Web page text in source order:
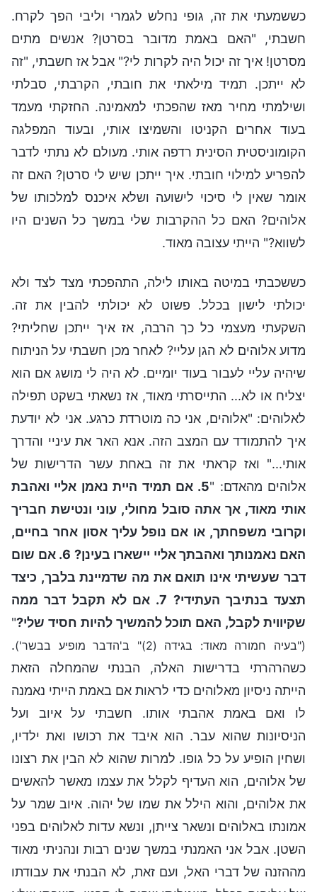
כששמעתי את זה, גופי נחלש לגמרי וליבי הפך לקרח.
חשבתי, "האם באמת מדובר בסרטן? אנשים מתים
מסרטן! איך זה יכול היה לקרות לי?" אבל אז חשבתי, "זה
לא ייתכן. תמיד מילאתי את חובתי, הקרבתי, סבלתי
ושילמתי מחיר מאז שהפכתי למאמינה. החזקתי מעמד
בעוד אחרים הקניטו והשמיצו אותי, ובעוד המפלגה
הקומוניסטית הסינית רדפה אותי. מעולם לא נתתי לדבר
להפריע למילוי חובתי. איך ייתכן שיש לי סרטן? האם זה
אומר שאין לי סיכוי לישועה ושלא איכנס למלכותו של
אלוהים? האם כל ההקרבות שלי במשך כל השנים היו
לשווא?" הייתי עצובה מאוד.
כששכבתי במיטה באותו לילה, התהפכתי מצד לצד ולא
יכולתי לישון בכלל. פשוט לא יכולתי להבין את זה.
השקעתי מעצמי כל כך הרבה, אז איך ייתכן שחליתי?
מדוע אלוהים לא הגן עליי? לאחר מכן חשבתי על הניתוח
שיהיה עליי לעבור בעוד יומיים. לא היה לי מושג אם הוא
יצליח או לא... התייסרתי מאוד, אז נשאתי בשקט תפילה
לאלוהים: "אלוהים, אני כה מוטרדת כרגע. אני לא יודעת
איך להתמודד עם המצב הזה. אנא האר את עיניי והדרך
אותי..." ואז קראתי את זה באחת עשר הדרישות של
אלוהים מהאדם: "
5. אם תמיד היית נאמן אליי ואהבת
אותי מאוד, אך אתה סובל מחולי, עוני ונטישת חבריך
וקרובי משפחתך, או אם נופל עליך אסון אחר בחיים,
האם נאמנותך ואהבתך אליי יישארו בעינן? 6. אם שום
דבר שעשיתי אינו תואם את מה שדמיינת בלבך, כיצד
תצעד בנתיבך העתידי? 7. אם לא תקבל דבר ממה
שקיווית לקבל, האם תוכל להמשיך להיות חסיד שלי?"
("בעיה חמורה מאוד: בגידה (2)" ב'הדבר מופיע בבשר')
.
כשהרהרתי בדרישות האלה, הבנתי שהמחלה הזאת
הייתה ניסיון מאלוהים כדי לראות אם באמת הייתי נאמנה
לו ואם באמת אהבתי אותו. חשבתי על איוב ועל
הניסיונות שהוא עבר. הוא איבד את רכושו ואת ילדיו,
ושחין הופיע על כל גופו. למרות שהוא לא הבין את רצונו
של אלוהים, הוא העדיף לקלל את עצמו מאשר להאשים
את אלוהים, והוא הילל את שמו של יהוה. איוב שמר על
אמונתו באלוהים ונשאר צייתן, ונשא עדות לאלוהים בפני
השטן. אבל אני האמנתי במשך שנים רבות ונהניתי מאוד
מההזנה של דברי האל, ועם זאת, לא הבנתי את עבודתו